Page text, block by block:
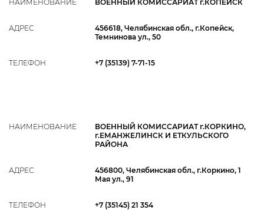
НАИМЕНОВАНИЕ ВОЕННЫЙ КОМИССАРИАТ г.КОПЕЙСК
АДРЕС
456618, Челябинская обл., г.Копейск,
Темнинова ул., 50
ТЕЛЕФОН +7 (35139) 7‑71-15
НАИМЕНОВАНИЕ
ВОЕННЫЙ КОМИССАРИАТ г.КОРКИНО,
г.ЕМАНЖЕЛИНСК И ЕТКУЛЬСКОГО
РАЙОНА
АДРЕС
456800, Челябинская обл., г.Коркино, 1
Мая ул., 91
ТЕЛЕФОН +7 (35145) 21 354